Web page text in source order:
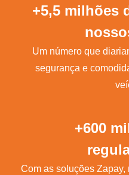
+5,5 milhões
Um número que
segurança e
+600
Com as soluções